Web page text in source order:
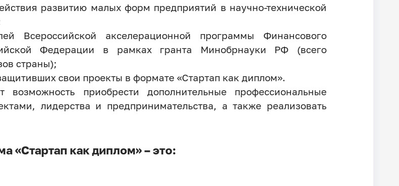
развитию малых форм предприятий в научно-технической
Всероссийской акселерационной программы Финансового
Федерации в рамках гранта Минобрнауки РФ (всего
страны);
свои проекты в формате «Стартап как диплом».
приобрести дополнительные профессиональные
лидерства и предпринимательства, а также реализовать
«Стартап как диплом» – это: